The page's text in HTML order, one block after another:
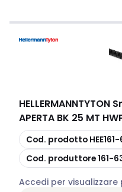
HELLERMANNTYTON
APERTA BK 25 MT
copia
Cod. prodotto
copia
Cod. produttore161-
Accedi per visualizzare